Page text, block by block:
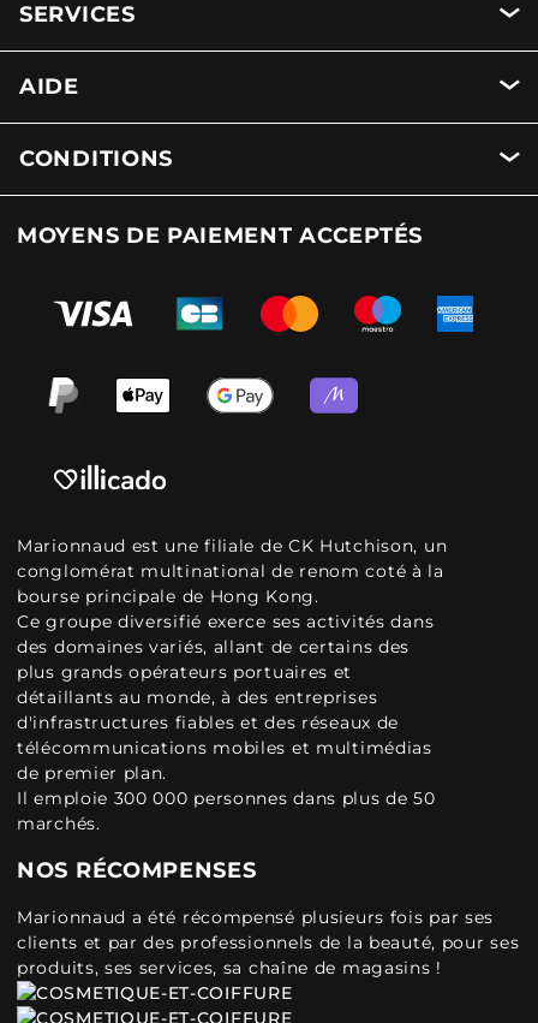
SERVICES
AIDE
CONDITIONS
MOYENS DE PAIEMENT ACCEPTÉS
Marionnaud est une filiale de CK Hutchison, un
conglomérat multinational de renom coté à la
bourse principale de Hong Kong.
Ce groupe diversifié exerce ses activités dans
des domaines variés, allant de certains des
plus grands opérateurs portuaires et
détaillants au monde, à des entreprises
d'infrastructures fiables et des réseaux de
télécommunications mobiles et multimédias
de premier plan.
Il emploie 300 000 personnes dans plus de 50
marchés.
NOS RÉCOMPENSES
Marionnaud a été récompensé plusieurs fois par ses
clients et par des professionnels de la beauté, pour ses
produits, ses services, sa chaîne de magasins !